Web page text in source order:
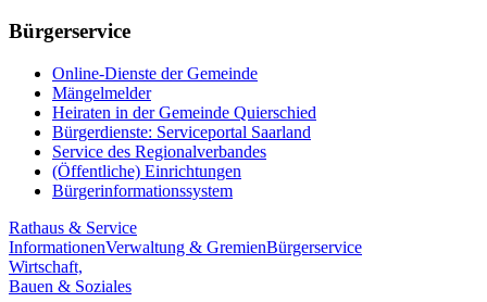
Bürgerservice
Online-Dienste der Gemeinde
Mängelmelder
Heiraten in der Gemeinde Quierschied
Bürgerdienste: Serviceportal Saarland
Service des Regionalverbandes
(Öffentliche) Einrichtungen
Bürgerinformationssystem
Rathaus & Service
InformationenVerwaltung & GremienBürgerservice
Wirtschaft,
Bauen & Soziales